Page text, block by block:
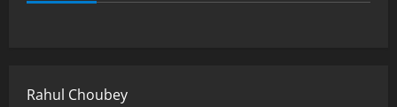
Rahul Choubey